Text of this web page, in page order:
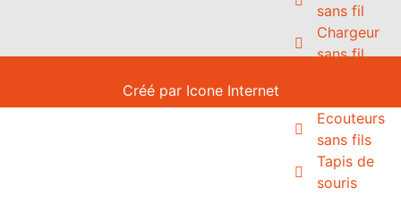
sans fil
Chargeur
sans fil
Ecouteurs
sans fils
Tapis de
souris
Créé par Icone Internet